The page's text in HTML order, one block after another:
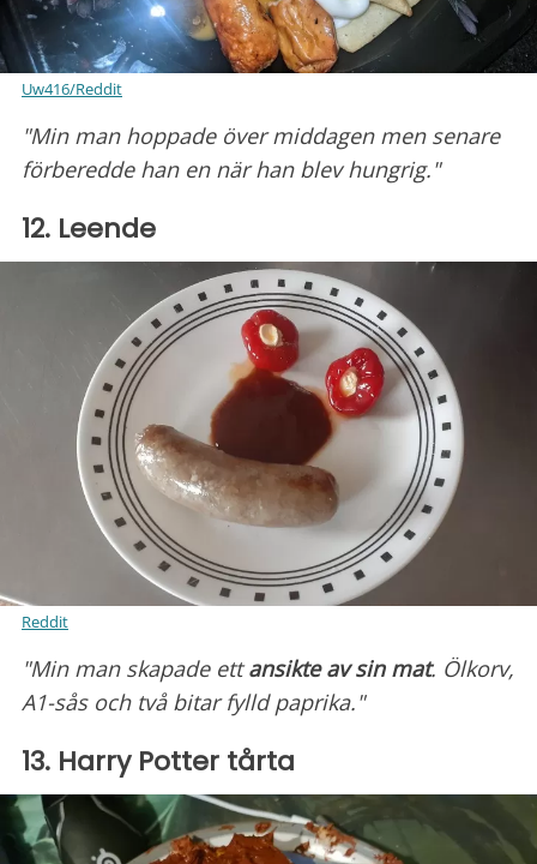
Uw416/Reddit
"Min man hoppade över middagen men senare
förberedde han en när han blev hungrig."
12. Leende
Reddit
"Min man skapade ettansikte av sin mat. Ölkorv,
A1-sås och två bitar fylld paprika."
13. Harry Potter tårta